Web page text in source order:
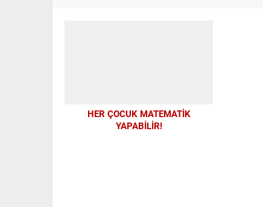
HER ÇOCUK MATEMATİK
YAPABİLİR!